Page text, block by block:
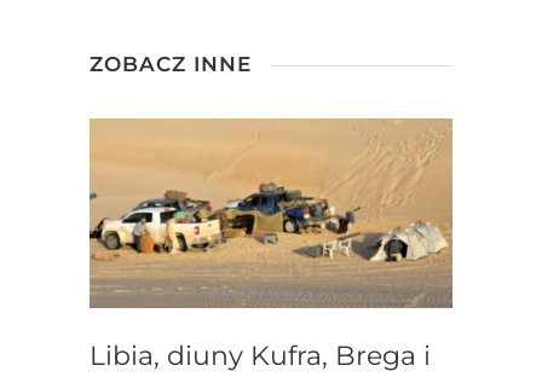
ZOBACZ INNE
Libia, diuny Kufra, Brega i